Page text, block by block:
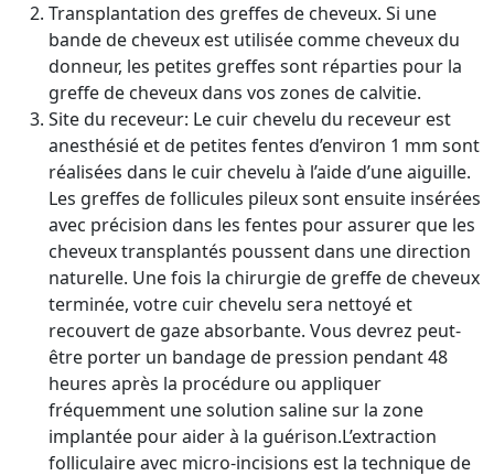
Transplantation des greffes de cheveux. Si une
bande de cheveux est utilisée comme cheveux du
donneur, les petites greffes sont réparties pour la
greffe de cheveux dans vos zones de calvitie.
Site du receveur: Le cuir chevelu du receveur est
anesthésié et de petites fentes d’environ 1 mm sont
réalisées dans le cuir chevelu à l’aide d’une aiguille.
Les greffes de follicules pileux sont ensuite insérées
avec précision dans les fentes pour assurer que les
cheveux transplantés poussent dans une direction
naturelle. Une fois la chirurgie de greffe de cheveux
terminée, votre cuir chevelu sera nettoyé et
recouvert de gaze absorbante. Vous devrez peut-
être porter un bandage de pression pendant 48
heures après la procédure ou appliquer
fréquemment une solution saline sur la zone
implantée pour aider à la guérison.L’extraction
folliculaire avec micro-incisions est la technique de